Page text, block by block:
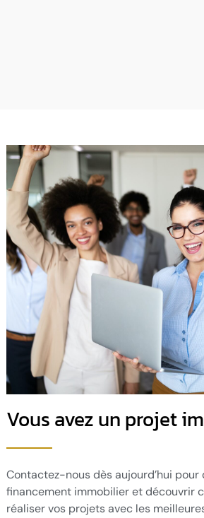
Vous avez un projet
Contactez-nous dès aujourd’hui
financement immobilier et découvrir
réaliser vos projets avec les